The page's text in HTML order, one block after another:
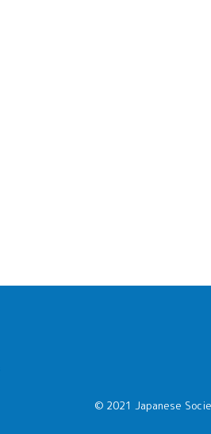
© 2021 Japanese